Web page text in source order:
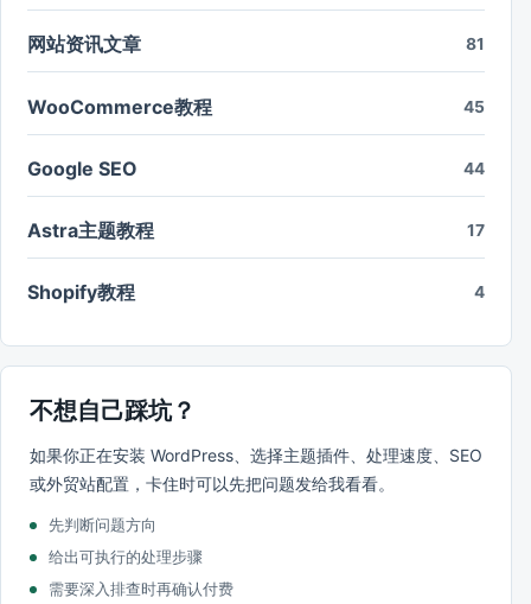
网站资讯文章 81
WooCommerce教程 45
Google SEO 44
Astra主题教程 17
Shopify教程 4
不想自己踩坑？
如果你正在安装 WordPress、选择主题插件、处理速度、SEO
或外贸站配置，卡住时可以先把问题发给我看看。
先判断问题方向
给出可执行的处理步骤
需要深入排查时再确认付费